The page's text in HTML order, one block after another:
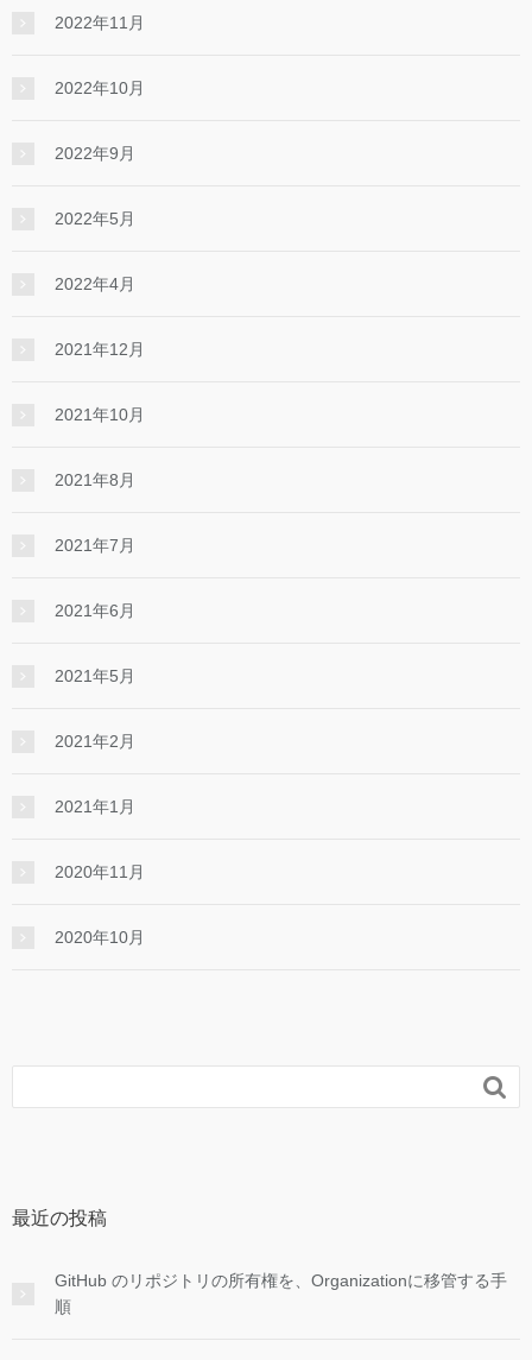
2022年11月
2022年10月
2022年9月
2022年5月
2022年4月
2021年12月
2021年10月
2021年8月
2021年7月
2021年6月
2021年5月
2021年2月
2021年1月
2020年11月
2020年10月

最近の投稿
GitHub のリポジトリの所有権を、Organizationに移管する手
順